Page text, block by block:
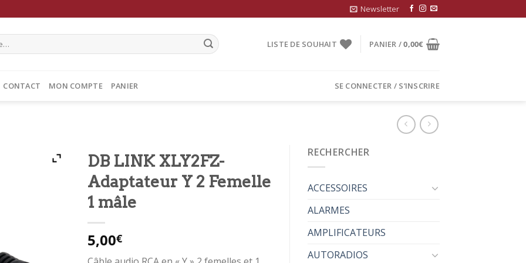
Newsletter
LISTE DE SOUHAIT PANIER /0,00€
CONTACT MON COMPTE PANIER SE CONNECTER / S’INSCRIRE
DB LINK XLY2FZ-
Adaptateur Y 2 Femelle
1 mâle
5,00€
RECHERCHER
ACCESSOIRES
ALARMES
AMPLIFICATEURS
AUTORADIOS